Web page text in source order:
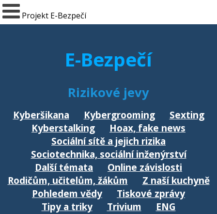
Projekt E-Bezpečí
E-Bezpečí
Rizikové jevy
Kyberšikana Kybergrooming
Sexting
Kyberstalking
Hoax, fake news
Sociální sítě a jejich rizika
Sociotechnika, sociální inženýrství
Další témata
Online závislosti
Rodičům, učitelům, žákům
Z naší kuchyně
Pohledem vědy
Tiskové zprávy
Tipy a triky
Trivium ENG